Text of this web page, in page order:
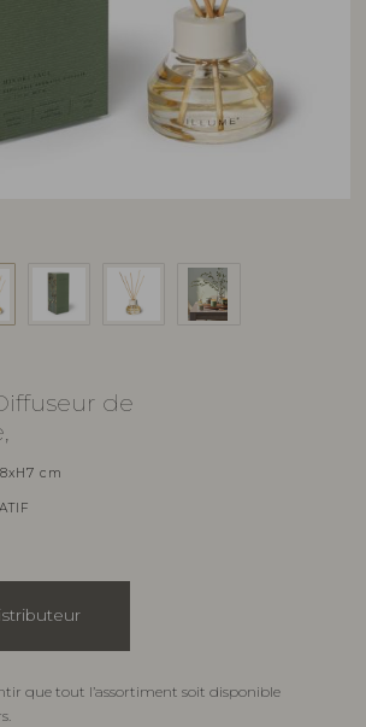
de
cm
que tout l’assortiment soit disponible